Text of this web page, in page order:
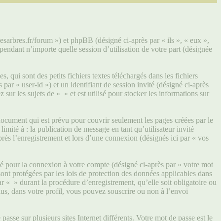
forum ») et phpBB (désigné ci-après par « ils », « eux »,
n’importe quelle session d’utilisation de votre part (désignée
qui sont des petits fichiers textes téléchargés dans les fichiers
« user-id ») et un identifiant de session invité (désigné ci-après
les sujets de « » et est utilisé pour stocker les informations sur
qui est prévu pour couvrir seulement les pages créées par le
à : la publication de message en tant qu’utilisateur invité
l’enregistrement et lors d’une connexion (désignés ici par « vos
la connexion à votre compte (désigné ci-après par « votre mot
protégées par les lois de protection des données applicables dans
« » durant la procédure d’enregistrement, qu’elle soit obligatoire ou
dans votre profil, vous pouvez souscrire ou non à l’envoi
sur plusieurs sites Internet différents. Votre mot de passe est le